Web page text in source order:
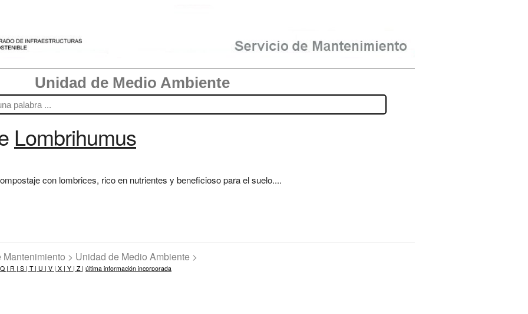
Unidad de Medio Ambiente
Lombrihumus
con lombrices, rico en nutrientes y beneficioso para el suelo....
> Unidad de Medio Ambiente >
Q | R | S | T | U | V | X | Y | Z | última información incorporada